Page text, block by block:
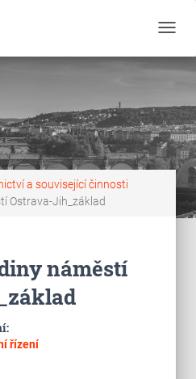
a související činnosti
Ostrava-Jih_základ
náměstí
řízení